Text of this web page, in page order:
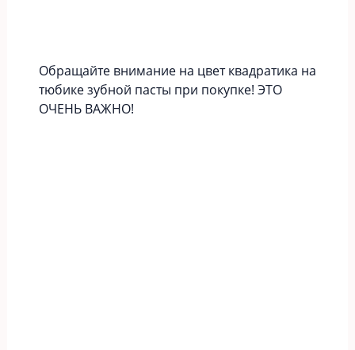
Обращайте внимание на цвет квадратика на
тюбике зубной пасты при покупке! ЭТО
ОЧЕНЬ ВАЖНО!